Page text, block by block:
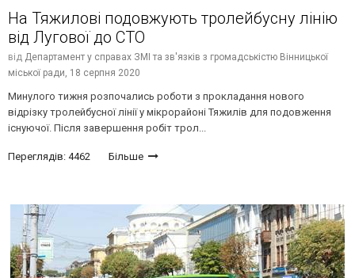
На Тяжилові подовжують тролейбусну лінію
від Лугової до СТО
від Департамент у справах ЗМІ та зв'язків з громадськістю Вінницької
міської ради, 18 серпня 2020
Минулого тижня розпочались роботи з прокладання нового
відрізку тролейбусної лінії у мікрорайоні Тяжилів для подовження
існуючої. Після завершення робіт трол...
Переглядів: 4462 Більше